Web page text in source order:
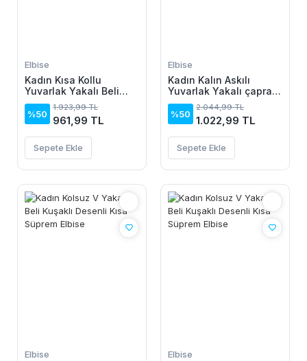
Elbise
Kadın Kısa Kollu
Yuvarlak Yakalı Beli
Büzgülü Toka Detaylı
Midi Janjan Krep Elbise
%50
1.923,99 TL
961,99 TL
Sepete Ekle
Elbise
Kadın Kalın Askılı
Yuvarlak Yakalı çapraz
Detaylı Yandan
Bağlamalı üst Süprem
Alt Viskon Elbise
%50
2.044,99 TL
1.022,99 TL
Sepete Ekle
Elbise Elbise